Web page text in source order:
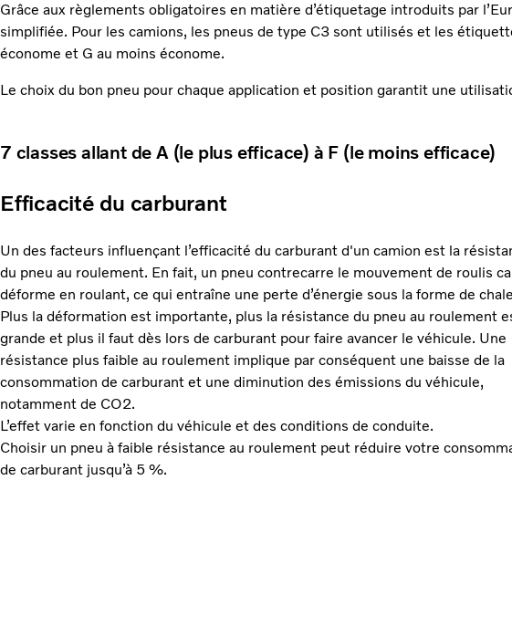
Grâce aux règlements obligatoires en matière d’étiquetage introduits par
simplifiée. Pour les camions, les pneus de type C3 sont utilisés et les
économe et G au moins économe.
Le choix du bon pneu pour chaque application et position garantit une
7 classes allant de A (le plus efficace) à F (le moins efficace)
Efficacité du carburant
Un des facteurs influençant l’efficacité du carburant d'un camion est la
du pneu au roulement. En fait, un pneu contrecarre le mouvement de roulis
déforme en roulant, ce qui entraîne une perte d’énergie sous la forme de
Plus la déformation est importante, plus la résistance du pneu au roulement
grande et plus il faut dès lors de carburant pour faire avancer le véhicule. Une
résistance plus faible au roulement implique par conséquent une baisse de la
consommation de carburant et une diminution des émissions du véhicule,
notamment de CO2.
L’effet varie en fonction du véhicule et des conditions de conduite.
Choisir un pneu à faible résistance au roulement peut réduire votre
de carburant jusqu’à 5 %.